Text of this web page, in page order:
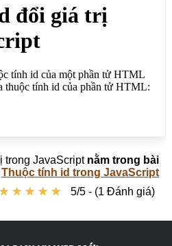
trong JavaScript nằm trong bài
Thuộc tính id trong JavaScript
★ ★ ★ ★ ★
★ ★ ★ ★ ★ 5/5 - (1 Đánh giá)